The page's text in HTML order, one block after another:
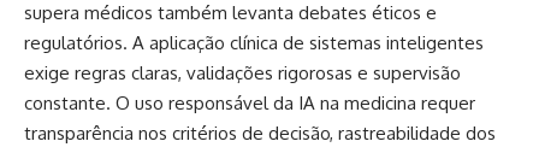
supera médicos também levanta debates éticos e
regulatórios. A aplicação clínica de sistemas inteligentes
exige regras claras, validações rigorosas e supervisão
constante. O uso responsável da IA na medicina requer
transparência nos critérios de decisão, rastreabilidade dos